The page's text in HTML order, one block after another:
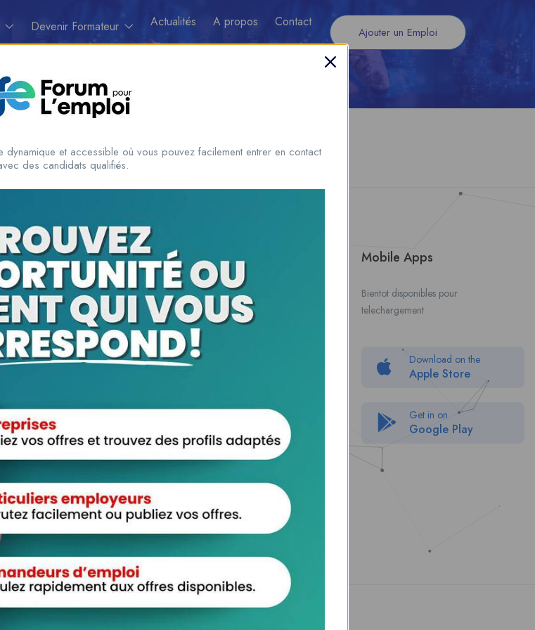
Devenir Formateur Actualités A propos Contact
Ajouter un Emploi
Ne
Espace Employeurs
Parcourirs les employeurs
Login employeurs
soumettre une offre d’emploi
Offres d’Emploi
About Us
Contact Us
About Us
Mobile Apps
Bientot disponibles pour
telechargement
Download on the
Apple Store
Get in on
Google Play
et accessible où vous pouvez facilement entrer en contact
des candidats qualifiés.